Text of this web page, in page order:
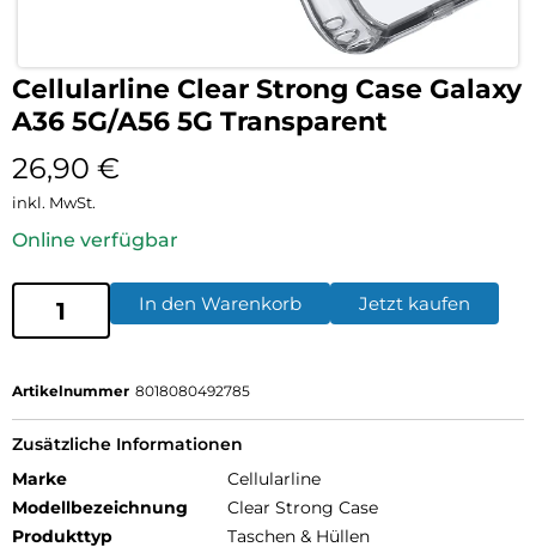
Cellularline Clear Strong Case Galaxy
A36 5G/A56 5G Transparent
26,90 €
inkl. MwSt.
Online verfügbar
In den Warenkorb Jetzt kaufen
Artikelnummer 8018080492785
Zusätzliche Informationen
Marke
Cellularline
Modellbezeichnung
Clear Strong Case
Produkttyp
Taschen & Hüllen